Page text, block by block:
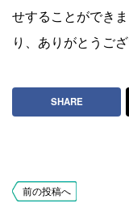
せすることができ
り、ありがとうござ
SHARE
前の投稿へ
2026.07.29